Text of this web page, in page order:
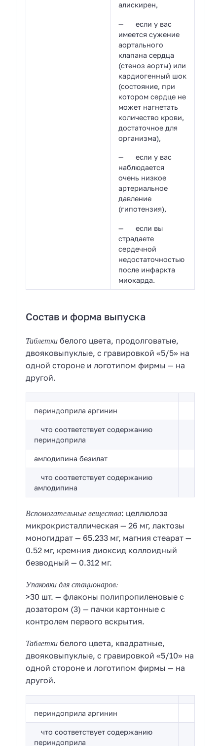
алискирен,
— если у вас
имеется сужение
аортального
клапана сердца
(стеноз аорты) или
кардиогенный шок
(состояние, при
котором сердце не
может нагнетать
количество крови,
достаточное для
организма),
— если у вас
наблюдается
очень низкое
артериальное
давление
(гипотензия),
— если вы
страдаете
сердечной
недостаточностью
после инфаркта
миокарда.
Состав и форма выпуска
Таблетки белого цвета, продолговатые,
двояковыпуклые, с гравировкой «5/5» на
одной стороне и логотипом фирмы — на
другой.
периндоприла аргинин
что соответствует содержанию
периндоприла
амлодипина безилат
что соответствует содержанию
амлодипина
Вспомогательные вещества: целлюлоза
микрокристаллическая — 26 мг, лактозы
моногидрат — 65.233 мг, магния стеарат —
0.52 мг, кремния диоксид коллоидный
безводный — 0.312 мг.
Упаковки для стационаров:
>30 шт. — флаконы полипропиленовые с
дозатором (3) — пачки картонные с
контролем первого вскрытия.
Таблетки белого цвета, квадратные,
двояковыпуклые, с гравировкой «5/10» на
одной стороне и логотипом фирмы — на
другой.
периндоприла аргинин
что соответствует содержанию
периндоприла